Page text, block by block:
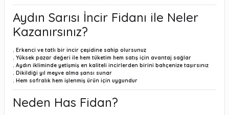
Aydın Sarısı İncir Fidanı ile Neler
Kazanırsınız?
. Erkenci ve tatlı bir incir çeşidine sahip olursunuz
. Yüksek pazar değeri ile hem tüketim hem satış için avantaj sağlar
. Aydın ikliminde yetişmiş en kaliteli incirlerden birini bahçenize taşırsınız
. Dikildiği yıl meyve alma şansı sunar
. Hem sofralık hem işlenmiş ürün için uygundur
Neden Has Fidan?